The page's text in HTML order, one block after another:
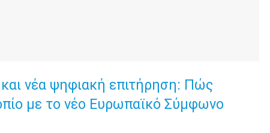
νέα ψηφιακή επιτήρηση: Πώς
με το νέο Ευρωπαϊκό Σύμφωνο